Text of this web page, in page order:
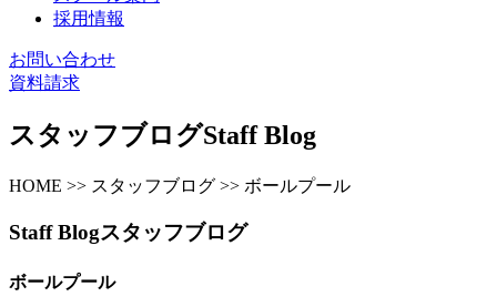
採用情報
お問い合わせ
資料請求
スタッフブログStaff Blog
HOME >> スタッフブログ >> ボールプール
Staff Blogスタッフブログ
ボールプール